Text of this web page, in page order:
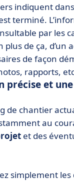
indiquent
terminé.
par les
de ça, d’un
de façon
rapports,
précise et
de chantier
au
et des
simplement les